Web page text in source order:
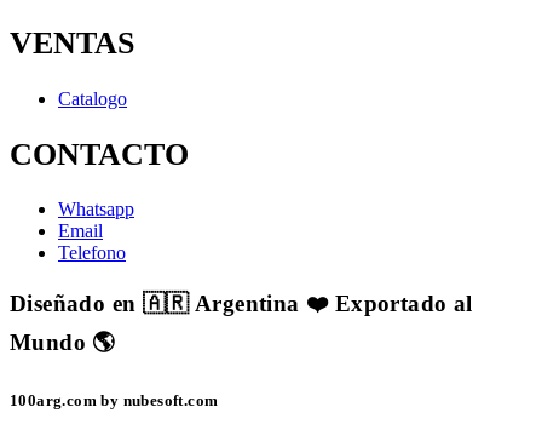
VENTAS
Catalogo
CONTACTO
Whatsapp
Email
Telefono
Diseñado en 🇦🇷 Argentina ❤️ Exportado al
Mundo 🌎
100arg.com by nubesoft.com